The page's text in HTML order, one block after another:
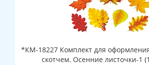
*КМ-18227 Комплект для
скотчем. Осенние листочки-1